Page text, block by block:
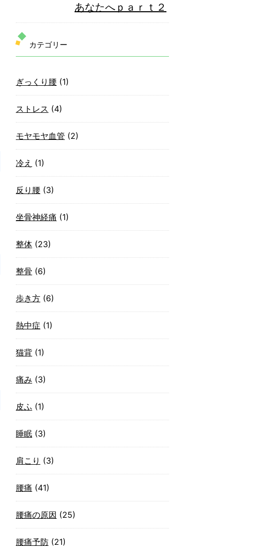
あなたへｐａｒｔ２
カテゴリー
ぎっくり腰 (1)
ストレス (4)
モヤモヤ血管 (2)
冷え (1)
反り腰 (3)
坐骨神経痛 (1)
整体 (23)
整骨 (6)
歩き方 (6)
熱中症 (1)
猫背 (1)
痛み (3)
皮ふ (1)
睡眠 (3)
肩こり (3)
腰痛 (41)
腰痛の原因 (25)
腰痛予防 (21)